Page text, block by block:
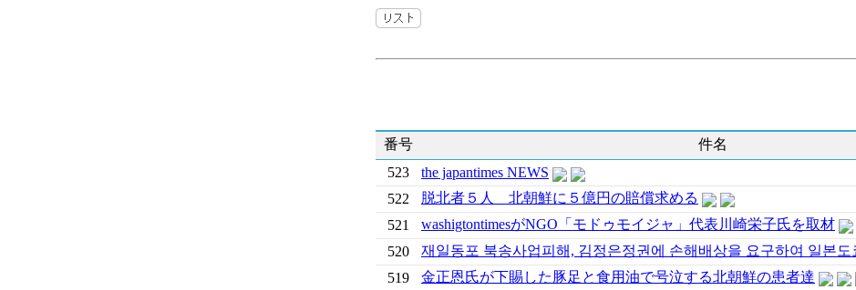
番号
件名
523
the japantimes NEWS
522
脱北者５人 北朝鮮に５億円の賠償求める
521
washigtontimesがNGO「モドゥモイジャ」代表川崎栄子氏を取材
520
재일동포 북송사업피해, 김정은정권에 손해배상을 요구하여 일본도
519
金正恩氏が下賜した豚足と食用油で号泣する北朝鮮の患者達